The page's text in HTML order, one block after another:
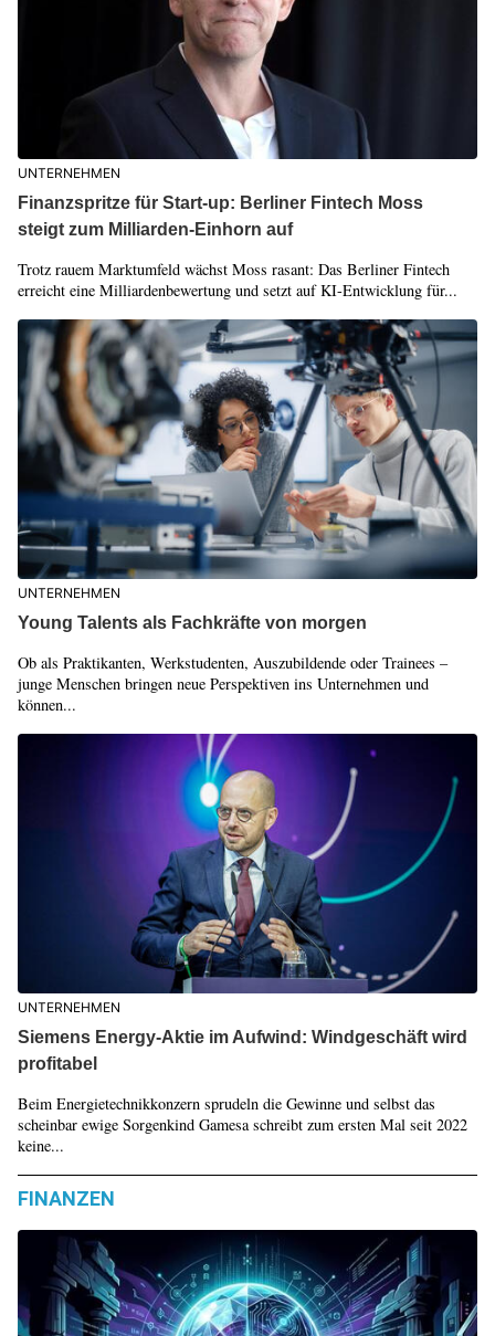
UNTERNEHMEN
Finanzspritze für Start-up: Berliner Fintech Moss
steigt zum Milliarden-Einhorn auf
Trotz rauem Marktumfeld wächst Moss rasant: Das Berliner Fintech
erreicht eine Milliardenbewertung und setzt auf KI-Entwicklung für...
UNTERNEHMEN
Young Talents als Fachkräfte von morgen
Ob als Praktikanten, Werkstudenten, Auszubildende oder Trainees –
junge Menschen bringen neue Perspektiven ins Unternehmen und
können...
UNTERNEHMEN
Siemens Energy-Aktie im Aufwind: Windgeschäft wird
profitabel
Beim Energietechnikkonzern sprudeln die Gewinne und selbst das
scheinbar ewige Sorgenkind Gamesa schreibt zum ersten Mal seit 2022
keine...
FINANZEN